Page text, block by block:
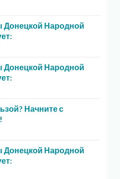
Донецкой Народной
Донецкой Народной
Начните с
Донецкой Народной